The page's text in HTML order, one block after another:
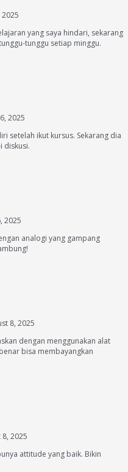
yang saya hindari, sekarang
tunggu setiap minggu.
2025
setelah ikut kursus. Sekarang dia
diskusi.
2025
analogi yang gampang
8, 2025
dengan menggunakan alat
bisa membayangkan
2025
attitude yang baik. Bikin